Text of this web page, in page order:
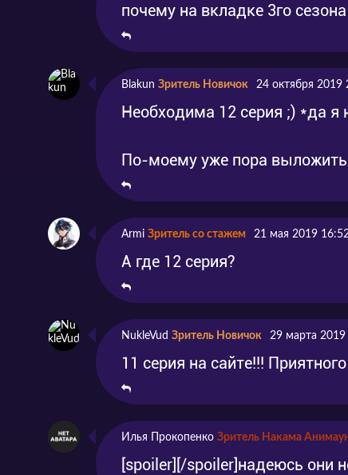
почему на вкладке 3го
Blakun Зритель Новичок 24 октября 2019
Необходима 12 серия ;) *да я
По-моему уже пора выложить
Armi Зритель со стажем 21 мая 2019
А где 12 серия?
NukleVud Зритель Новичок 29 марта
11 серия на сайте!!!
Илья Прокопенко Зритель Накама
[spoiler][/spoiler]надеюсь они